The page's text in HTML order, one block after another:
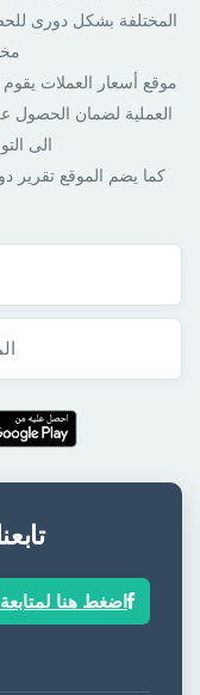
المختلفة بشكل دورى
موقع أسعار العملات
العملية لضمان الحصول
الى
كما يضم الموقع تقرير
اضغط هنا